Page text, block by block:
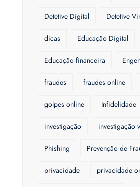
Detetive Digital Detetive
dicas Educação Digital
Educação financeira
fraudes fraudes online
golpes online Infidelidade
investigação investigação
Phishing Prevenção de
privacidade privacidade